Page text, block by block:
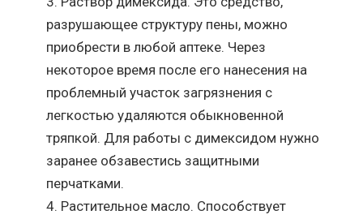
разрушающее структуру пены, можно
приобрести в любой аптеке. Через
некоторое время после его нанесения на
проблемный участок загрязнения с
легкостью удаляются обыкновенной
тряпкой. Для работы с димексидом нужно
заранее обзавестись защитными
перчатками.
Растительное масло. Способствует